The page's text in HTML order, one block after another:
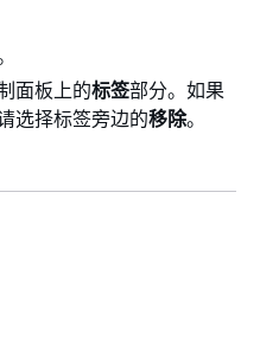
面板上的标签部分。如果
选择标签旁边的移除。